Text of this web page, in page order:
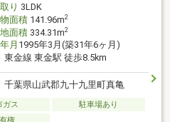
り 3LDK
面積141.96m2
面積334.31m2
月 1995年3月(築31年6ヶ月)
東金線 東金駅 徒歩8.5km
千葉県山武郡九十九里町真亀
ガス
駐車場あり